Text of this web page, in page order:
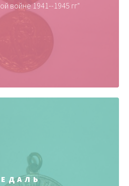
войне 1941--1945 гг"